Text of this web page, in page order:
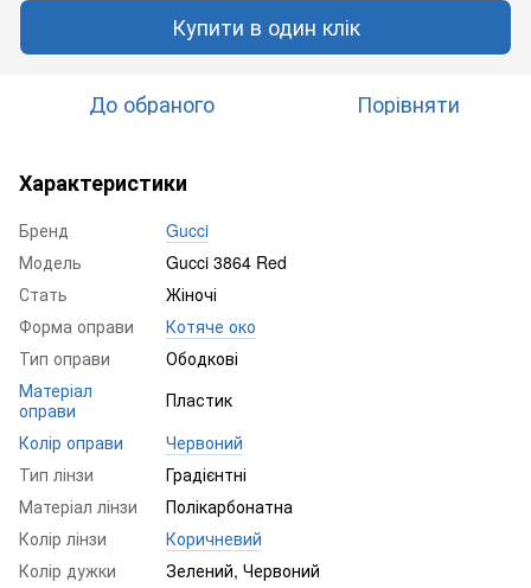
Купити в один клік
До обраного Порівняти
Характеристики
Бренд
Gucci
Модель
Gucci 3864 Red
Стать
Жіночі
Форма оправи
Котяче око
Тип оправи
Ободкові
Матеріал
оправи
Пластик
Колір оправи
Червоний
Тип лінзи
Градієнтні
Матеріал лінзи
Полікарбонатна
Колір лінзи
Коричневий
Колір дужки
Зелений, Червоний